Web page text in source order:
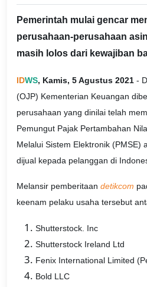
Pemerintah mulai gencar
perusahaan-perusahaan
masih lolos dari kewajiban
IDWS, Kamis, 5 Agustus 2021 -
(OJP) Kementerian Keuangan
perusahaan yang dinilai telah
Pemungut Pajak Pertambahan
Melalui Sistem Elektronik (PMSE)
dijual kepada pelanggan di
Melansir pemberitaan detikcom
keenam pelaku usaha tersebut
Shutterstock. Inc
Shutterstock Ireland Ltd
Fenix International Limited
Bold LLC